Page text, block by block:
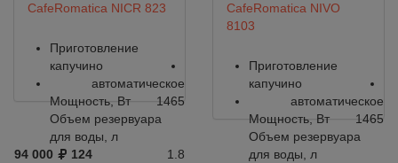
CafeRomatica NICR 823
Приготовление
капучино
автоматическое
Мощность, Вт
1465
Объем резервуара
для воды, л
1.8
94 000
124
CafeRomatica NIVO
8103
Приготовление
капучино
автоматическое
Мощность, Вт
1465
Объем резервуара
для воды, л